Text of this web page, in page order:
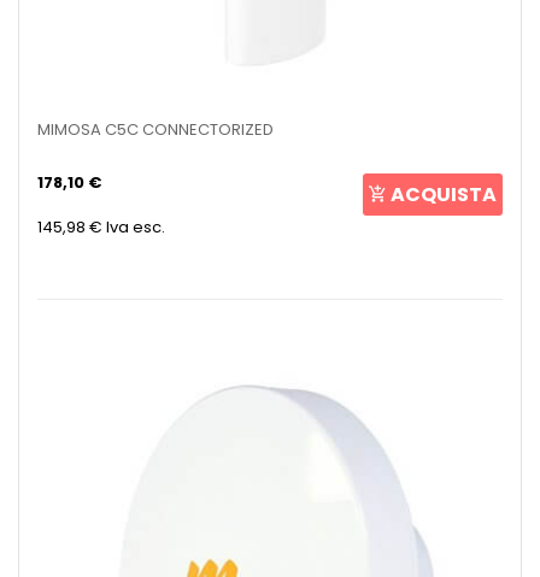
MIMOSA C5C CONNECTORIZED
178,10 €
145,98 € Iva esc.
ACQUISTA